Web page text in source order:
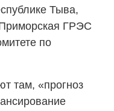
Тыва,
ГРЭС
по
там, «прогноз